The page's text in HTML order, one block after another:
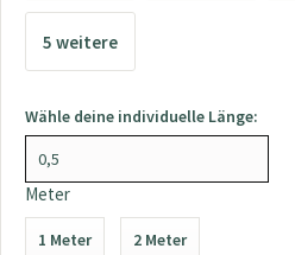
5 weitere
Wähle deine individuelle Länge:
Meter
1 Meter 2 Meter